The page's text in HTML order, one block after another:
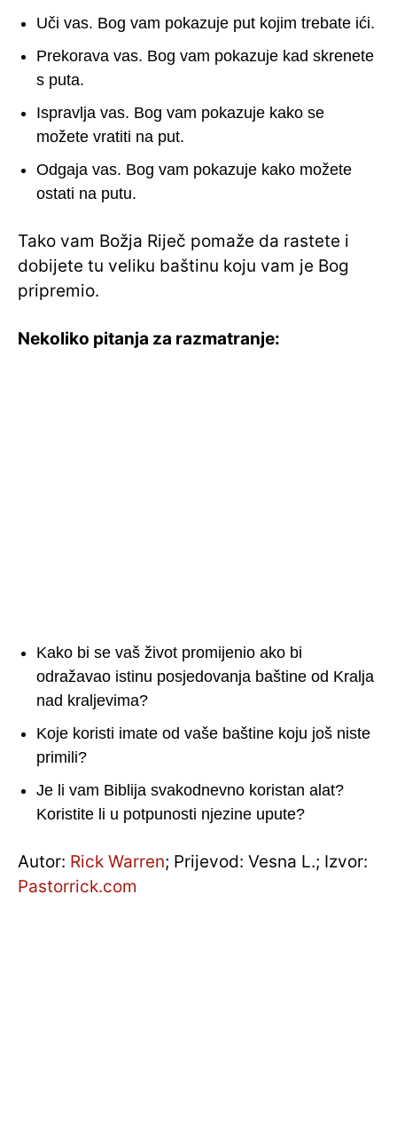
Uči vas. Bog vam pokazuje put kojim trebate ići.
Prekorava vas. Bog vam pokazuje kad skrenete
s puta.
Ispravlja vas. Bog vam pokazuje kako se
možete vratiti na put.
Odgaja vas. Bog vam pokazuje kako možete
ostati na putu.
Tako vam Božja Riječ pomaže da rastete i
dobijete tu veliku baštinu koju vam je Bog
pripremio.
Nekoliko pitanja za razmatranje:
Kako bi se vaš život promijenio ako bi
odražavao istinu posjedovanja baštine od Kralja
nad kraljevima?
Koje koristi imate od vaše baštine koju još niste
primili?
Je li vam Biblija svakodnevno koristan alat?
Koristite li u potpunosti njezine upute?
Autor: Rick Warren; Prijevod: Vesna L.; Izvor:
Pastorrick.com